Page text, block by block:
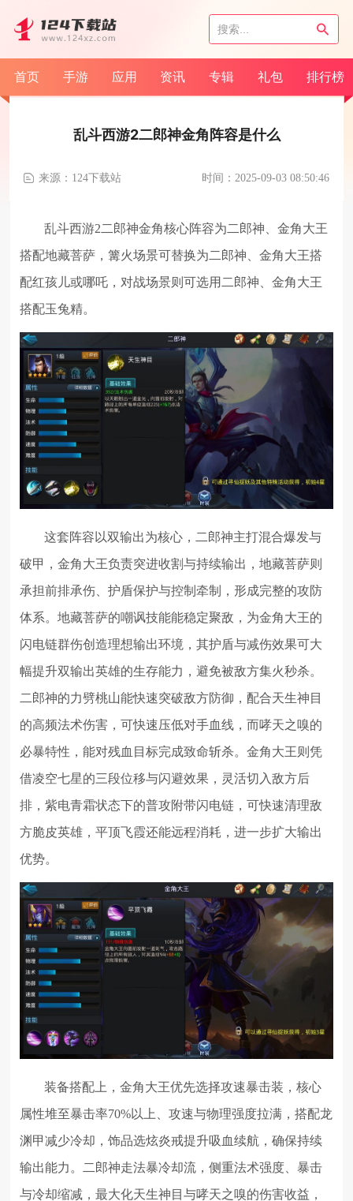
首页 手游 应用 资讯 专辑 礼包 排行榜
乱斗西游2二郎神金角阵容是什么
来源：124下载站 时间：2025-09-03 08:50:46
乱斗西游2二郎神金角核心阵容为二郎神、金角大王
搭配地藏菩萨，篝火场景可替换为二郎神、金角大王搭
配红孩儿或哪吒，对战场景则可选用二郎神、金角大王
搭配玉兔精。
这套阵容以双输出为核心，二郎神主打混合爆发与
破甲，金角大王负责突进收割与持续输出，地藏菩萨则
承担前排承伤、护盾保护与控制牵制，形成完整的攻防
体系。地藏菩萨的嘲讽技能能稳定聚敌，为金角大王的
闪电链群伤创造理想输出环境，其护盾与减伤效果可大
幅提升双输出英雄的生存能力，避免被敌方集火秒杀。
二郎神的力劈桃山能快速突破敌方防御，配合天生神目
的高频法术伤害，可快速压低对手血线，而哮天之嗅的
必暴特性，能对残血目标完成致命斩杀。金角大王则凭
借凌空七星的三段位移与闪避效果，灵活切入敌方后
排，紫电青霜状态下的普攻附带闪电链，可快速清理敌
方脆皮英雄，平顶飞霞还能远程消耗，进一步扩大输出
优势。
装备搭配上，金角大王优先选择攻速暴击装，核心
属性堆至暴击率70%以上、攻速与物理强度拉满，搭配龙
渊甲减少冷却，饰品选炫炎戒提升吸血续航，确保持续
输出能力。二郎神走法暴冷却流，侧重法术强度、暴击
与冷却缩减，最大化天生神目与哮天之嗅的伤害收益，